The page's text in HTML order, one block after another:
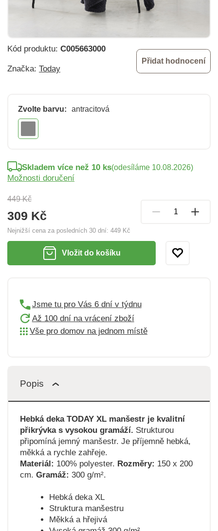
Kód produktu: C005663000
Značka: Today
Přidat hodnocení
Zvolte barvu: antracitová
449 Kč
309 Kč
Nejnižší cena za posledních 30 dní: 449 Kč
Skladem více než 10 ks(odesíláme 10.08.2026)
Možnosti doručení
Vložit do košíku
Jsme tu pro Vás 6 dní v týdnu
Až 100 dní na vrácení zboží
Vše pro domov na jednom místě
Popis
Hebká deka TODAY XL manšestr je kvalitní
přikrývka s vysokou gramáží. Strukturou
připomíná jemný manšestr. Je příjemně hebká,
měkká a rychle zahřeje.
Materiál: 100% polyester. Rozměry: 150 x 200
cm. Gramáž: 300 g/m².
Hebká deka XL
Struktura manšestru
Měkká a hřejivá